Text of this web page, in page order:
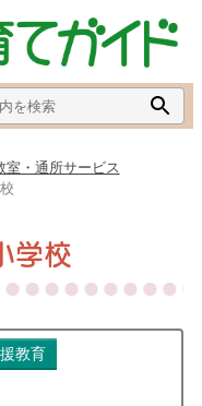
室・通所サービス
学校
教育